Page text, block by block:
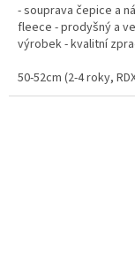
- souprava čepice a
fleece - prodyšný a
výrobek - kvalitní
50-52cm (2-4 roky,